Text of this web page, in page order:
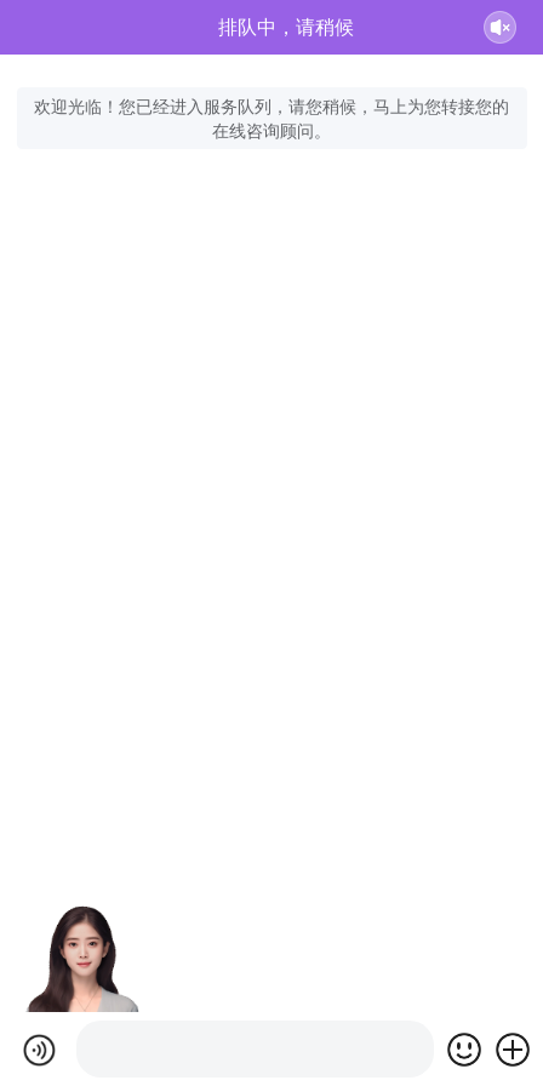
排队中，请稍候
欢迎光临！您已经进入服务队列，请您稍候，马上为您转接您的
在线咨询顾问。